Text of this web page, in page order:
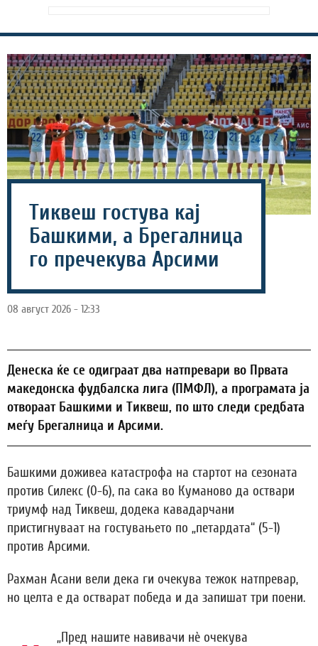
Тиквеш гостува кај
Башкими, а Брегалница
го пречекува Арсими
08 август 2026 - 12:33
Денеска ќе се одиграат два натпревари во Првата
македонска фудбалска лига (ПМФЛ), а програмата ја
отвораат Башкими и Тиквеш, по што следи средбата
меѓу Брегалница и Арсими.
Башкими доживеа катастрофа на стартот на сезоната
против Силекс (0-6), па сака во Куманово да оствари
триумф над Тиквеш, додека кавадарчани
пристигнуваат на гостувањето по „петардата“ (5-1)
против Арсими.
Рахман Асани вели дека ги очекува тежок натпревар,
но целта е да остварат победа и да запишат три поени.
„Пред нашите навивачи нè очекува